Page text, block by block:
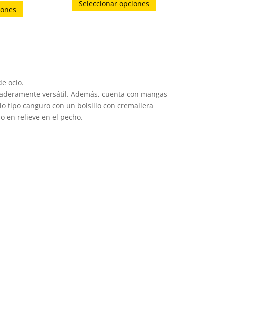
se
pueden
elegir
Seleccionar opciones
pueden
ocio.
versátil. Además, cuenta con mangas
tipo canguro con un bolsillo con cremallera
en relieve en el pecho.